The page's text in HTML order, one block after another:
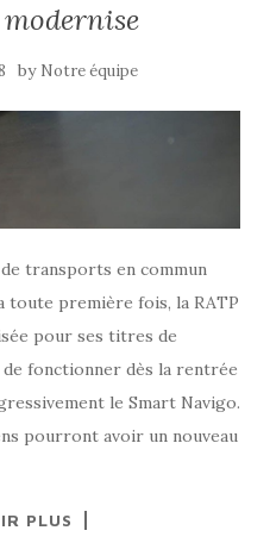
modernise
by Notre équipe
transports en commun
toute première fois, la RATP
pour ses titres de
fonctionner dès la rentrée
le Smart Navigo.
pourront avoir un nouveau
PLUS